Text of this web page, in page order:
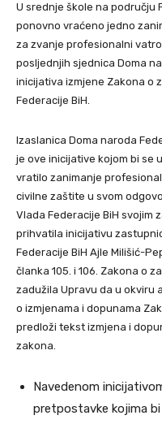
U srednje škole na području
ponovno vraćeno jedno
za zvanje profesionalni
posljednjih sjednica Doma
inicijativa izmjene Zakona o
Federacije BiH.
Izaslanica Doma naroda
je ove inicijative kojom bi se
vratilo zanimanje
civilne zaštite u svom
Vlada Federacije BiH svojim
prihvatila inicijativu
Federacije BiH Ajle Milišić-
članka 105. i 106. Zakona o
zadužila Upravu da u okviru
o izmjenama i dopunama
predloži tekst izmjena i
zakona.
Navedenom
pretpostavke kojima